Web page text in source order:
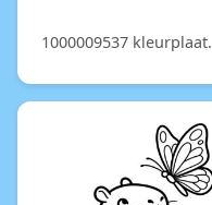
1000009537 kleurplaat.